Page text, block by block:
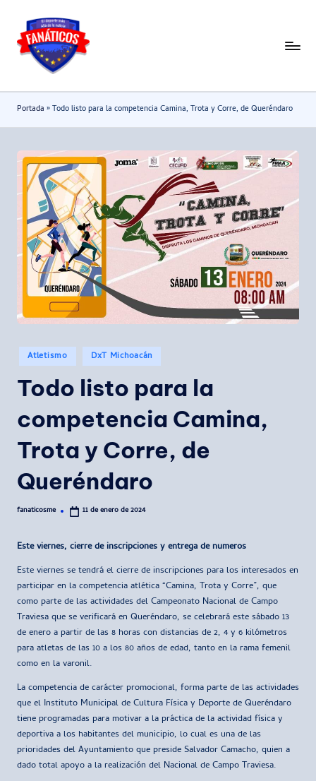
Saltar
contenido
F
n
a
t
i
c
o
Noticias
deportivas
-
Mundial
2026
Portada »Todo listo para la competencia Camina, Trota y Corre, de Queréndaro
Publicado
en
Atletismo DxT Michoacán
Todo listo para la
competencia Camina,
Trota y Corre, de
Queréndaro
Publicado
fanaticosme 11 de enero de 2024
Este viernes, cierre de inscripciones y entrega de numeros
Este viernes se tendrá el cierre de inscripciones para los interesados en
participar en la competencia atlética “Camina, Trota y Corre”, que
como parte de las actividades del Campeonato Nacional de Campo
Traviesa que se verificará en Queréndaro, se celebrará este sábado 13
de enero a partir de las 8 horas con distancias de 2, 4 y 6 kilómetros
para atletas de las 10 a los 80 años de edad, tanto en la rama femenil
como en la varonil.
La competencia de carácter promocional, forma parte de las actividades
que el Instituto Municipal de Cultura Física y Deporte de Queréndaro
tiene programadas para motivar a la práctica de la actividad física y
deportiva a los habitantes del municipio, lo cual es una de las
prioridades del Ayuntamiento que preside Salvador Camacho, quien a
dado total apoyo a la realización del Nacional de Campo Traviesa.